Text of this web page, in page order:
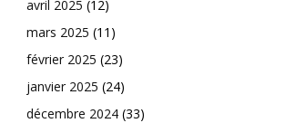
avril 2025 (12)
mars 2025 (11)
février 2025 (23)
janvier 2025 (24)
décembre 2024 (33)